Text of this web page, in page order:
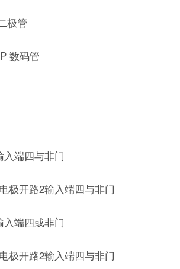
极管
数码管
入端四与非门
极开路2输入端四与非门
入端四或非门
极开路2输入端四与非门